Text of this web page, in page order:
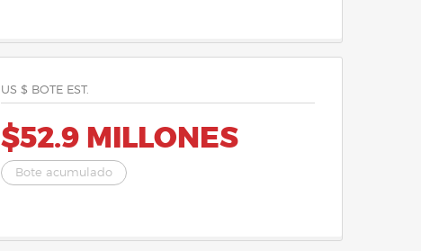
US $ BOTE EST.
$52.9 MILLONES
Bote acumulado